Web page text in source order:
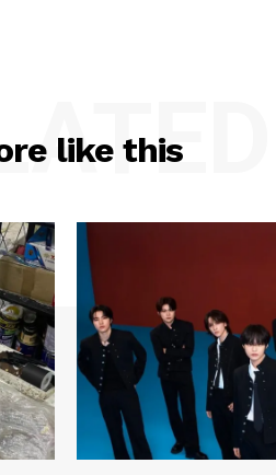
like this